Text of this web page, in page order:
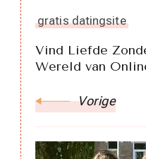
gratis datingsite
Vind Liefde
Wereld van
Vorige